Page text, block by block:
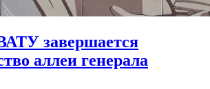
завершается
аллеи генерала